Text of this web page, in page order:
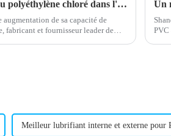
Une nouvelle étude démontre le potentiel du polyéthylène chloré dans l'industrie du plastique
de sa capacité de
fabricant et fournisseur leader de
PVC
Meilleur lubrifiant interne et externe pour